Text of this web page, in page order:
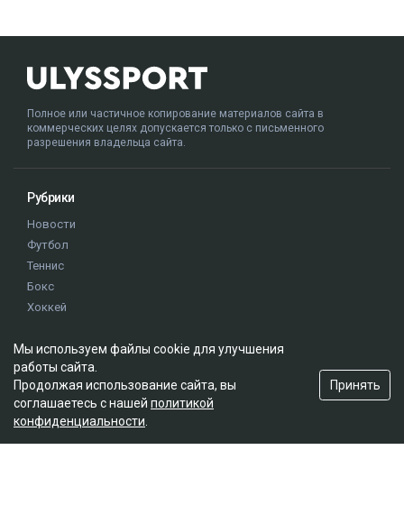
Полное или частичное копирование материалов сайта в
коммерческих целях допускается только с письменного
разрешения владельца сайта.
Рубрики
Новости
Футбол
Теннис
Бокс
Хоккей
Истории
Олимпиада
Редакция
О проекте
Мы используем файлы cookie для улучшения
работы сайта.
Продолжая использование сайта, вы
соглашаетесь с нашей политикой
конфиденциальности
Принять